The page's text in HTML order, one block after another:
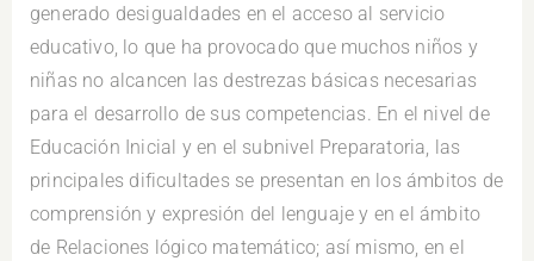
generado desigualdades en el acceso al servicio
educativo, lo que ha provocado que muchos niños y
niñas no alcancen las destrezas básicas necesarias
para el desarrollo de sus competencias. En el nivel de
Educación Inicial y en el subnivel Preparatoria, las
principales dificultades se presentan en los ámbitos de
comprensión y expresión del lenguaje y en el ámbito
de Relaciones lógico matemático; así mismo, en el